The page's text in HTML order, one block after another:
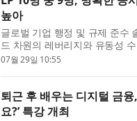
높아
글로벌 기업 행정 및 규제 준수
드 차원의 레버리지와 유동성
리 잡았다. 조사 결과, 유한책임
07월 29일 10:55
퇴근 후 배우는 디지털 금
요?’ 특강 개최